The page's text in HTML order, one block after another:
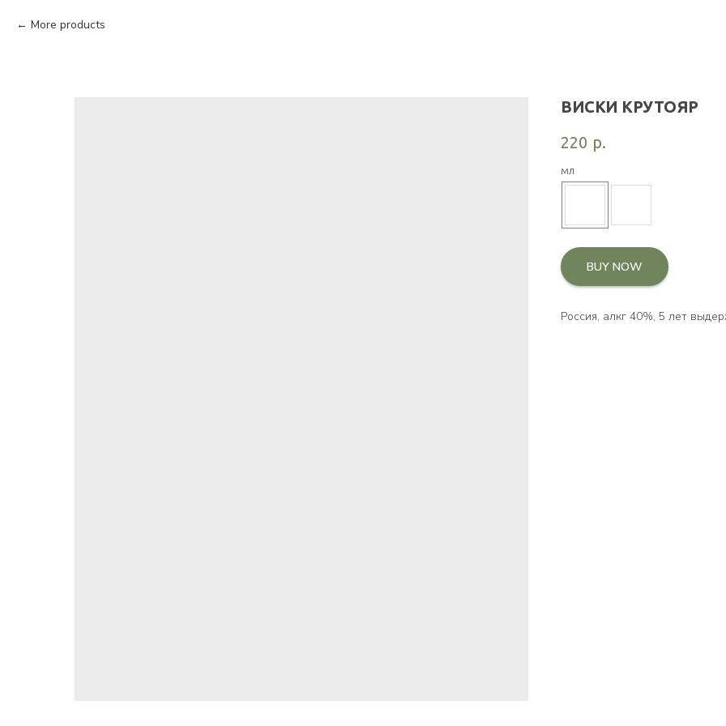
More products
ВИСКИ КРУТОЯР
220 р.
мл
BUY NOW
Россия, алкг 40%, 5 лет